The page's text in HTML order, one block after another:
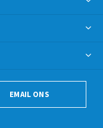
EMAIL ONS